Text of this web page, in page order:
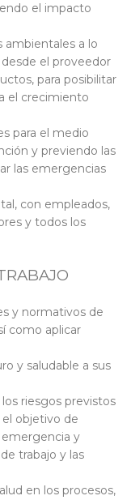
el impacto
ambientales a lo
el proveedor
para posibilitar
el crecimiento
para el medio
y previendo las
las emergencias
con empleados,
y todos los
y normativos de
como aplicar
y saludable a sus
riesgos previstos
el objetivo de
y
trabajo y las
en los procesos,